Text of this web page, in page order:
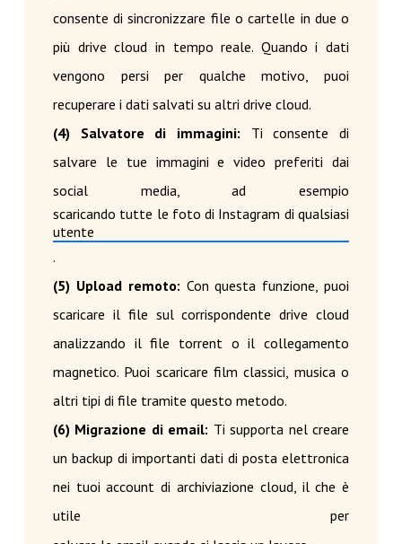
consente di sincronizzare file o cartelle in due o
più drive cloud in tempo reale. Quando i dati
vengono persi per qualche motivo, puoi
recuperare i dati salvati su altri drive cloud.
(4) Salvatore di immagini: Ti consente di
salvare le tue immagini e video preferiti dai
social media, ad esempio
scaricando tutte le foto di Instagram di qualsiasi
utente
.
(5) Upload remoto: Con questa funzione, puoi
scaricare il file sul corrispondente drive cloud
analizzando il file torrent o il collegamento
magnetico. Puoi scaricare film classici, musica o
altri tipi di file tramite questo metodo.
(6) Migrazione di email: Ti supporta nel creare
un backup di importanti dati di posta elettronica
nei tuoi account di archiviazione cloud, il che è
utile per